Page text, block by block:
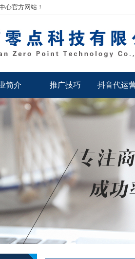
心官方网站！
简介 推广技巧 抖音代运